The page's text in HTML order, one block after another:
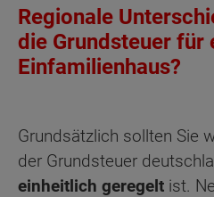
Regionale
die Grundsteuer für
Einfamilienhaus?
Grundsätzlich sollten Sie
der Grundsteuer
einheitlich geregelt ist.